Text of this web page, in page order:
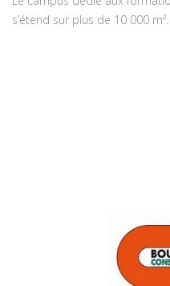
s’étend sur plus de 10 000 m².